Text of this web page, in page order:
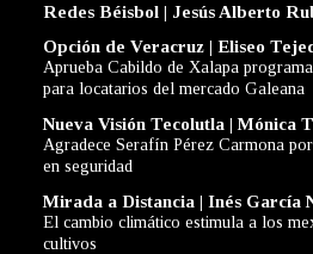
Redes Béisbol | Jesús Alberto
Opción de Veracruz | Eliseo
Aprueba Cabildo de Xalapa
para locatarios del mercado Galeana
Nueva Visión Tecolutla | Mónica
Agradece Serafín Pérez Carmona
en seguridad
Mirada a Distancia | Inés García
El cambio climático estimula a los
cultivos